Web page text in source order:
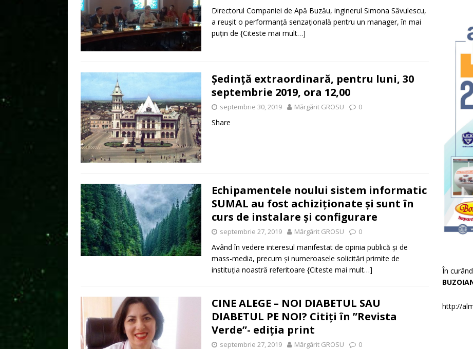
Directorul Companiei de Apă Buzău, inginerul Simona Săvulescu,
a reușit o performanță senzațională pentru un manager, în mai
puțin de {Citeste mai mult…]
Ședinţă extraordinară, pentru luni, 30
septembrie 2019, ora 12,00
septembrie 30, 2019 Mărgărit GROSU 0
Share
Echipamentele noului sistem informatic
SUMAL au fost achiziționate și sunt în
curs de instalare și configurare
septembrie 27, 2019 Mărgărit GROSU 0
Având în vedere interesul manifestat de opinia publică și de
mass-media, precum și numeroasele solicitări primite de
instituția noastră referitoare {Citeste mai mult…]
CINE ALEGE – NOI DIABETUL SAU
DIABETUL PE NOI? Citiți în ”Revista
Verde”- ediția print
septembrie 27, 2019 Mărgărit GROSU 0
În
http://